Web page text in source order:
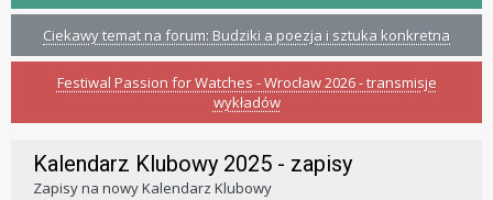
Ciekawy temat na forum: Budziki a poezja i sztuka konkretna
Festiwal Passion for Watches - Wrocław 2026 - transmisje
wykładów
Kalendarz Klubowy 2025 - zapisy
Zapisy na nowy Kalendarz Klubowy